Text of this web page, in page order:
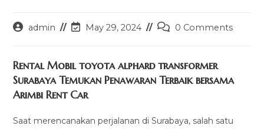
Postadmin
PostMay 29, 2024
Post0 Comments
Rental Mobil toyota alphard transformer
Surabaya Temukan Penawaran Terbaik bersama
Arimbi Rent Car
Saat merencanakan perjalanan di Surabaya, salah satu